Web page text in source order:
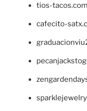
tios-tacos.com
cafecito-